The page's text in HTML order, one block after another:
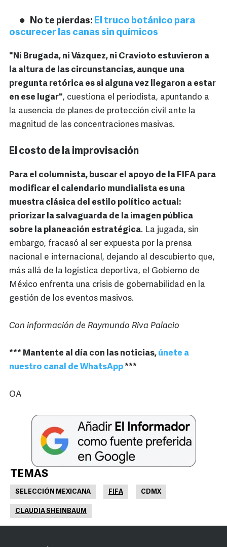
No te pierdas: El truco botánico para
oscurecer las canas sin químicos
"Ni Brugada, ni Vázquez, ni Cravioto estuvieron a
la altura de las circunstancias, aunque una
pregunta retórica es si alguna vez llegaron a estar
en ese lugar", cuestiona el periodista, apuntando a
la ausencia de planes de protección civil ante la
magnitud de las concentraciones masivas.
El costo de la improvisación
Para el columnista, buscar el apoyo de la FIFA para
modificar el calendario mundialista es una
muestra clásica del estilo político actual:
priorizar la salvaguarda de la imagen pública
sobre la planeación estratégica. La jugada, sin
embargo, fracasó al ser expuesta por la prensa
nacional e internacional, dejando al descubierto que,
más allá de la logística deportiva, el Gobierno de
México enfrenta una crisis de gobernabilidad en la
gestión de los eventos masivos.
Con información de Raymundo Riva Palacio
*** Mantente al día con las noticias, únete a
nuestro canal de WhatsApp***
OA
TEMAS
SELECCIÓN MEXICANA FIFA CDMX
CLAUDIA SHEINBAUM